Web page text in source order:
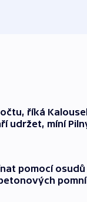
říká
udržet, míní
pomocí